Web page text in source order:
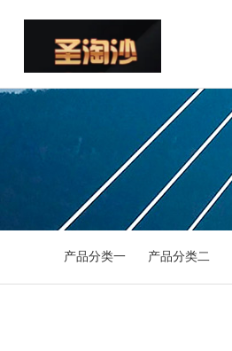
产品分类一 产品分类二